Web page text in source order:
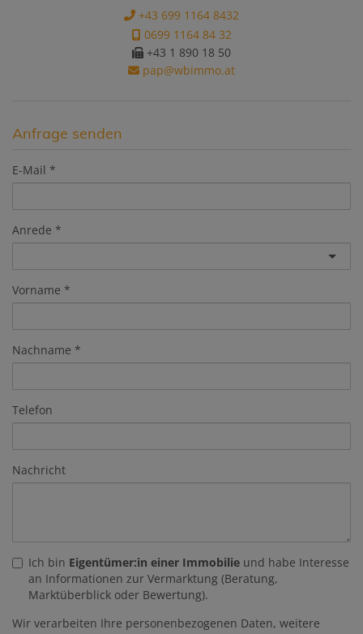
+43 699 1164 8432
0699 1164 84 32
+43 1 890 18 50
pap@wbimmo.at
Anfrage senden
E-Mail
Anrede
Vorname
Nachname
Telefon
Nachricht
Ich bin Eigentümer:in einer Immobilie und habe Interesse
an Informationen zur Vermarktung (Beratung,
Marktüberblick oder Bewertung).
Wir verarbeiten Ihre personenbezogenen Daten, weitere